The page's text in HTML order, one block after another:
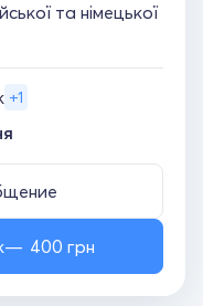
та німецької
+1
400 грн